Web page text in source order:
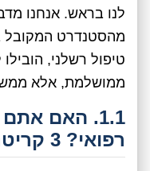
לנו בראש. אנחנו
מהסטנדרט המקובל
טיפול רשלני,
ממושלמת, אלא ממש
1.1. האם
רפואי? 3 קריטריונים מרכזיים